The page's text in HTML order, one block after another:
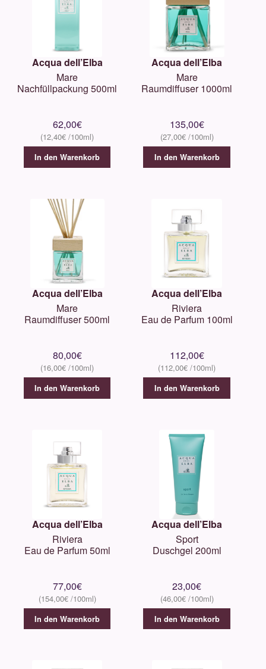
Acqua dell’Elba
Mare
Nachfüllpackung 500ml
62,00€
12,40€
In den Warenkorb
Acqua dell’Elba
Mare
Raumdiffuser 1000ml
135,00€
27,00€
In den Warenkorb
Acqua dell’Elba
Mare
Raumdiffuser 500ml
80,00€
16,00€
In den Warenkorb
Acqua dell’Elba
Riviera
Eau de Parfum 100ml
112,00€
112,00€
In den Warenkorb
Acqua dell’Elba
Riviera
Eau de Parfum 50ml
77,00€
154,00€
In den Warenkorb
Acqua dell’Elba
Sport
Duschgel 200ml
23,00€
46,00€
In den Warenkorb